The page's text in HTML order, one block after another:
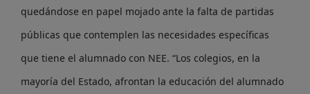
quedándose en papel mojado ante la falta de partidas
públicas que contemplen las necesidades específicas
que tiene el alumnado con NEE. “Los colegios, en la
mayoría del Estado, afrontan la educación del alumnado